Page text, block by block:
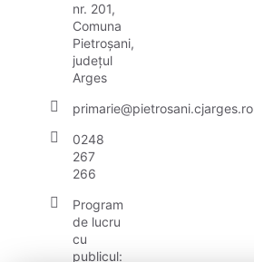
nr. 201,
Comuna
Pietroșani,
județul
Arges
primarie@pietrosani.cjarges.ro
0248
267
266
Program
de lucru
cu
publicul: